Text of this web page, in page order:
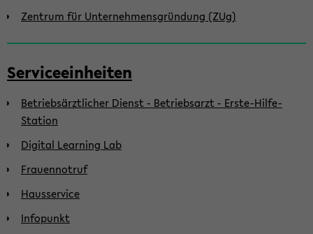
Zentrum für Unternehmensgründung (ZUg)
Serviceeinheiten
Betriebsärztlicher Dienst - Betriebsarzt - Erste-Hilfe-
Station
Digital Learning Lab
Frauennotruf
Hausservice
Infopunkt